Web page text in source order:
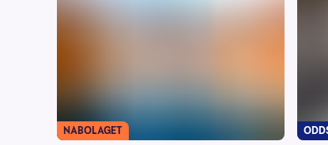
NABOLAGET